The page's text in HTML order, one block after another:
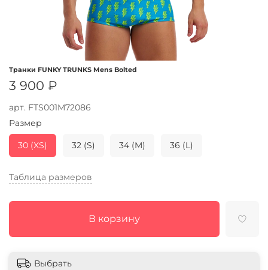
арт. FTS001M72086
Транки FUNKY TRUNKS Mens Bolted
3 900 ₽
Таблица размеров
В корзину
Размер
30 (XS) 32 (S) 34 (M) 36 (L)
Выбрать